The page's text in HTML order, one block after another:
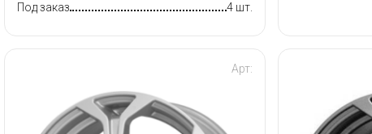
Под заказ
4 шт.
Арт: